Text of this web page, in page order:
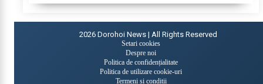
2026 Dorohoi News | All Rights Reserved
Setari cookies
Despre noi
Politica de confidențialitate
Politica de utilizare cookie-uri
Termeni și condiții